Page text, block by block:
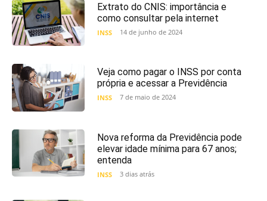
Extrato do CNIS: importância e
como consultar pela internet
INSS 14 de junho de 2024
Veja como pagar o INSS por conta
própria e acessar a Previdência
INSS 7 de maio de 2024
Nova reforma da Previdência pode
elevar idade mínima para 67 anos;
entenda
INSS 3 dias atrás